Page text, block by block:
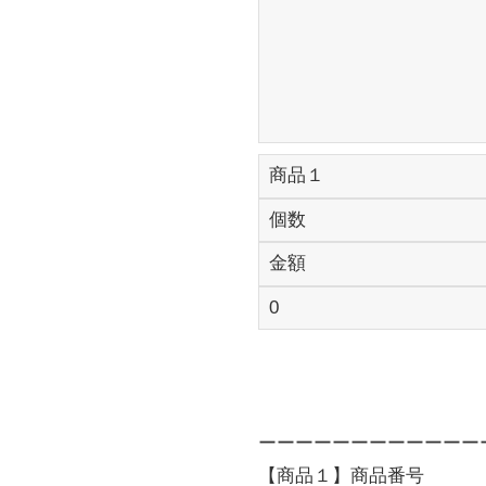
ーーーーーーーーーーー
【商品１】商品番号